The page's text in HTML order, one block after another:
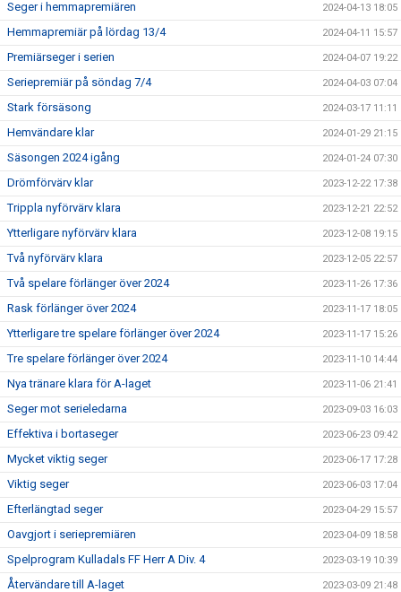
Seger i hemmapremiären 2024-04-13 18:05
Hemmapremiär på lördag 13/4 2024-04-11 15:57
Premiärseger i serien 2024-04-07 19:22
Seriepremiär på söndag 7/4 2024-04-03 07:04
Stark försäsong 2024-03-17 11:11
Hemvändare klar 2024-01-29 21:15
Säsongen 2024 igång 2024-01-24 07:30
Drömförvärv klar 2023-12-22 17:38
Trippla nyförvärv klara 2023-12-21 22:52
Ytterligare nyförvärv klara 2023-12-08 19:15
Två nyförvärv klara 2023-12-05 22:57
Två spelare förlänger över 2024 2023-11-26 17:36
Rask förlänger över 2024 2023-11-17 18:05
Ytterligare tre spelare förlänger över 2024 2023-11-17 15:26
Tre spelare förlänger över 2024 2023-11-10 14:44
Nya tränare klara för A-laget 2023-11-06 21:41
Seger mot serieledarna 2023-09-03 16:03
Effektiva i bortaseger 2023-06-23 09:42
Mycket viktig seger 2023-06-17 17:28
Viktig seger 2023-06-03 17:04
Efterlängtad seger 2023-04-29 15:57
Oavgjort i seriepremiären 2023-04-09 18:58
Spelprogram Kulladals FF Herr A Div. 4 2023-03-19 10:39
Återvändare till A-laget 2023-03-09 21:48